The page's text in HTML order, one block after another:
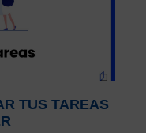
TUS TAREAS